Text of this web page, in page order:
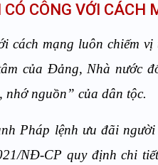
CÔNG VỚI CÁCH
cách mạng luôn chiếm
của Đảng, Nhà nước
nhớ nguồn” của dân tộc.
Pháp lệnh ưu đãi
NĐ-CP quy định chi